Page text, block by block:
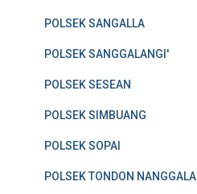
POLSEK SANGALLA
POLSEK SANGGALANGI'
POLSEK SESEAN
POLSEK SIMBUANG
POLSEK SOPAI
POLSEK TONDON NANGGALA